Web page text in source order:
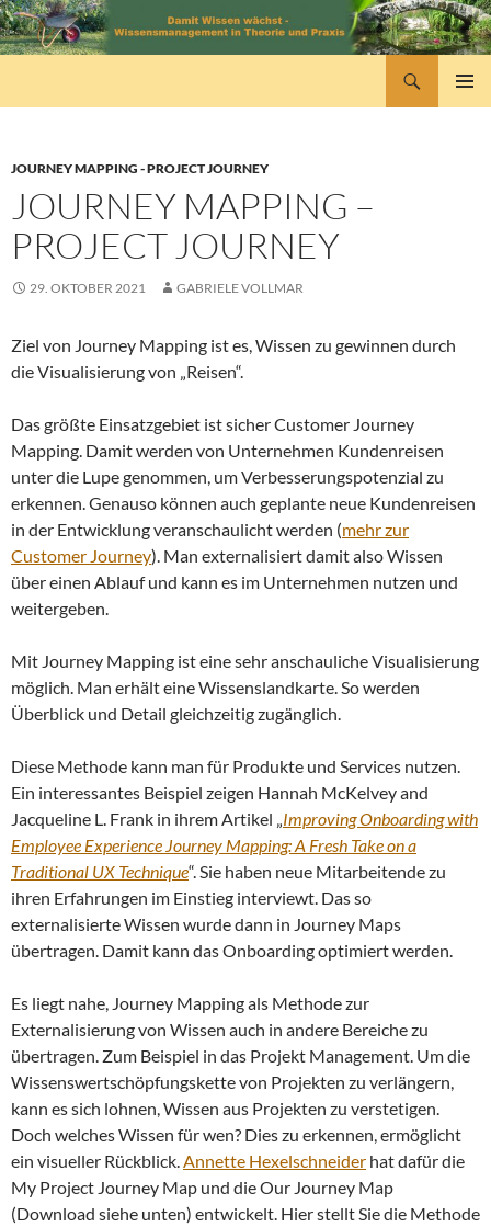
Zum
Inhalt
JOURNEY MAPPING - PROJECT JOURNEY
JOURNEY MAPPING –
PROJECT JOURNEY
29. OKTOBER 2021 GABRIELE VOLLMAR
Ziel von Journey Mapping ist es, Wissen zu gewinnen durch
die Visualisierung von „Reisen“.
Das größte Einsatzgebiet ist sicher Customer Journey
Mapping. Damit werden von Unternehmen Kundenreisen
unter die Lupe genommen, um Verbesserungspotenzial zu
erkennen. Genauso können auch geplante neue Kundenreisen
in der Entwicklung veranschaulicht werden (mehr zur
Customer Journey). Man externalisiert damit also Wissen
über einen Ablauf und kann es im Unternehmen nutzen und
weitergeben.
Mit Journey Mapping ist eine sehr anschauliche Visualisierung
möglich. Man erhält eine Wissenslandkarte. So werden
Überblick und Detail gleichzeitig zugänglich.
Diese Methode kann man für Produkte und Services nutzen.
Ein interessantes Beispiel zeigen Hannah McKelvey and
Jacqueline L. Frank in ihrem Artikel „ Improving Onboarding with
Employee Experience Journey Mapping: A Fresh Take on a
Traditional UX Technique“. Sie haben neue Mitarbeitende zu
ihren Erfahrungen im Einstieg interviewt. Das so
externalisierte Wissen wurde dann in Journey Maps
übertragen. Damit kann das Onboarding optimiert werden.
Es liegt nahe, Journey Mapping als Methode zur
Externalisierung von Wissen auch in andere Bereiche zu
übertragen. Zum Beispiel in das Projekt Management. Um die
Wissenswertschöpfungskette von Projekten zu verlängern,
kann es sich lohnen, Wissen aus Projekten zu verstetigen.
Doch welches Wissen für wen? Dies zu erkennen, ermöglicht
ein visueller Rückblick. Annette Hexelschneider hat dafür die
My Project Journey Map und die Our Journey Map
(Download siehe unten) entwickelt. Hier stellt Sie die Methode